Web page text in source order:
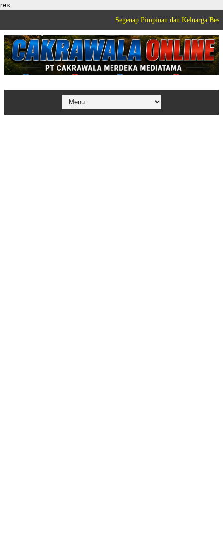
res
Segenap Pimpinan dan Keluarga Besar PT